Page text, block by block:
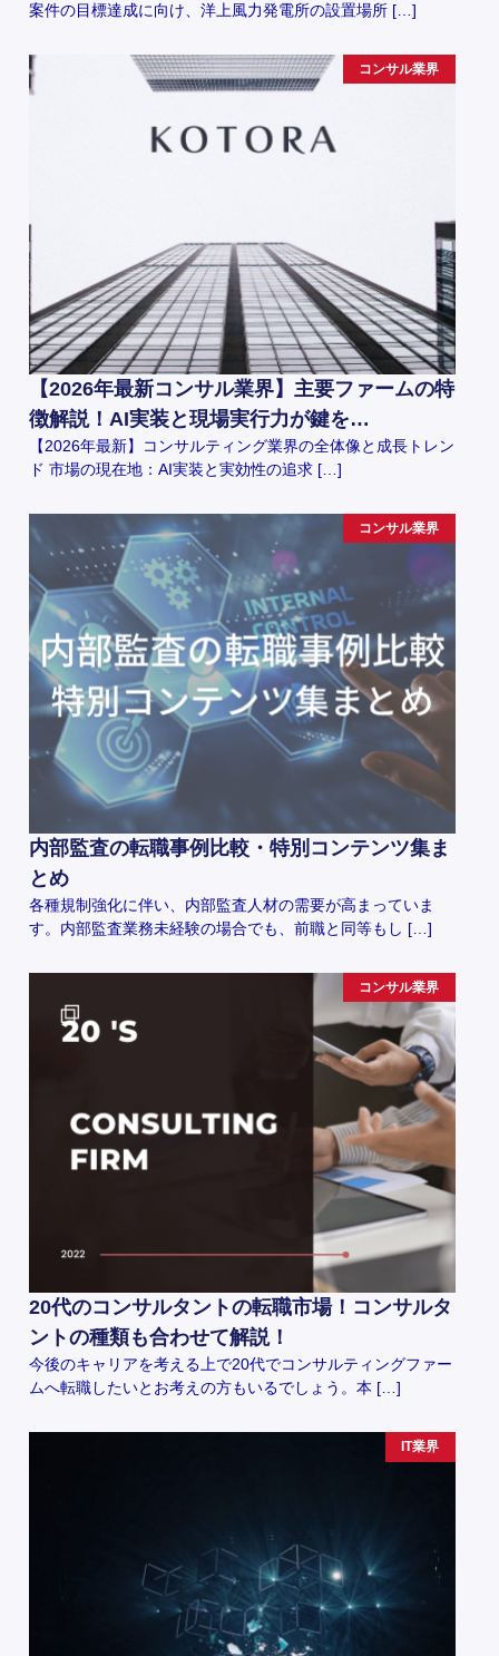
案件の目標達成に向け、洋上風力発電所の設置場所 […]
コンサル業界
【2026年最新コンサル業界】主要ファームの特
徴解説！AI実装と現場実行力が鍵を…
【2026年最新】コンサルティング業界の全体像と成長トレン
ド 市場の現在地：AI実装と実効性の追求 […]
コンサル業界
内部監査の転職事例比較・特別コンテンツ集ま
とめ
各種規制強化に伴い、内部監査人材の需要が高まっていま
す。内部監査業務未経験の場合でも、前職と同等もし […]
コンサル業界
20代のコンサルタントの転職市場！コンサルタ
ントの種類も合わせて解説！
今後のキャリアを考える上で20代でコンサルティングファー
ムへ転職したいとお考えの方もいるでしょう。本 […]
IT業界